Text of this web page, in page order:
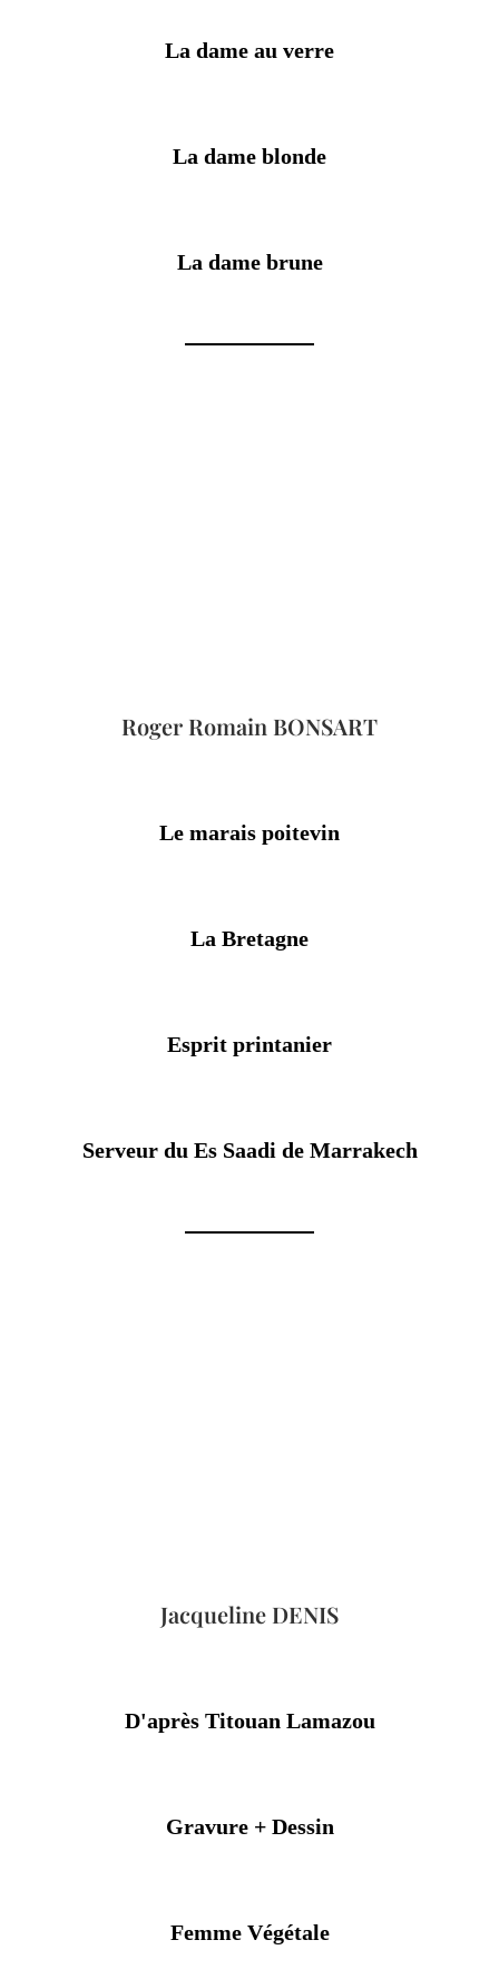
La dame au verre
La dame blonde
La dame brune
Roger Romain BONSART
Le marais poitevin
La Bretagne
Esprit printanier
Serveur du Es Saadi de Marrakech
Jacqueline DENIS
D'après Titouan Lamazou
Gravure + Dessin
Femme Végétale